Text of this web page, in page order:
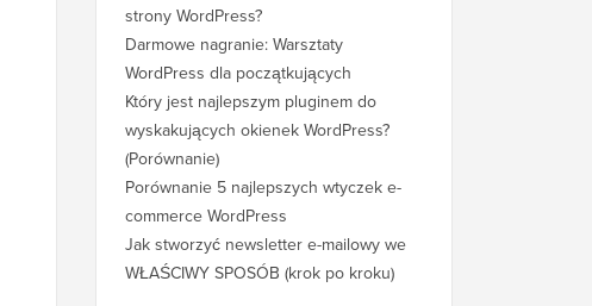
strony WordPress?
Darmowe nagranie: Warsztaty
WordPress dla początkujących
Który jest najlepszym pluginem do
wyskakujących okienek WordPress?
(Porównanie)
Porównanie 5 najlepszych wtyczek e-
commerce WordPress
Jak stworzyć newsletter e-mailowy we
WŁAŚCIWY SPOSÓB (krok po kroku)